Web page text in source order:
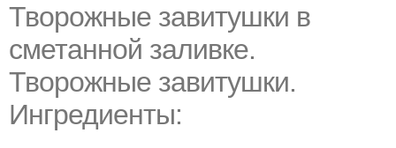
Творожные завитушки в
сметанной заливке.
Творожные завитушки.
Ингредиенты: